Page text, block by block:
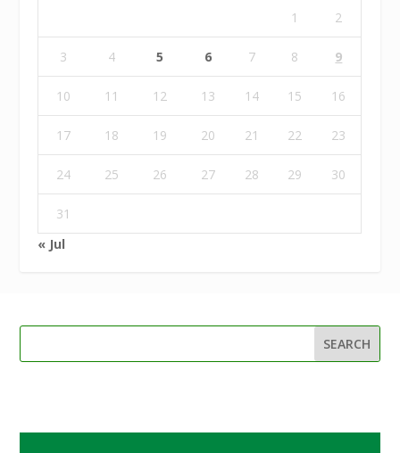
1 2
3 4 5 6 7 8 9
10 11 12 13 14 15 16
17 18 19 20 21 22 23
24 25 26 27 28 29 30
31
« Jul